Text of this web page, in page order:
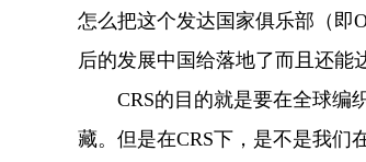
怎么把这个发达国家俱乐部（即
后的发展中国给落地了而且还能
CRS的目的就是要在全球编织
藏。但是在CRS下，是不是我们